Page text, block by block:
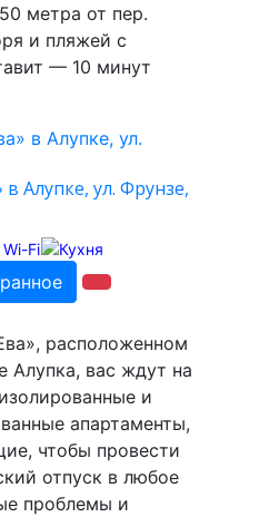
метра от пер.
и пляжей с
— 10 минут
Алупке, ул. Фрунзе,
расположенном
Алупка, вас ждут на
и
апартаменты,
чтобы провести
отпуск в любое
проблемы и